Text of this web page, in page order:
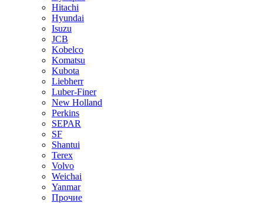
Hitachi
Hyundai
Isuzu
JCB
Kobelco
Komatsu
Kubota
Liebherr
Luber-Finer
New Holland
Perkins
SEPAR
SF
Shantui
Terex
Volvo
Weichai
Yanmar
Прочие